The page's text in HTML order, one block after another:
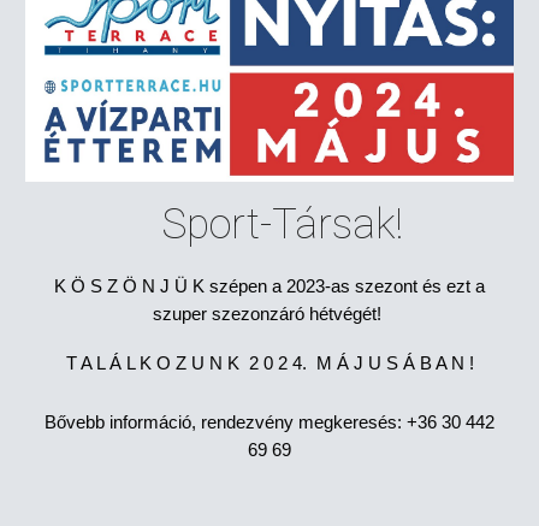
Sport-Társak!
K Ö S Z Ö N J Ü K szépen a 2023-as szezont és ezt a
szuper szezonzáró hétvégét!
T A L Á L K O Z U N K 2 0 2 4. M Á J U S Á B A N !
Bővebb információ, rendezvény megkeresés: +36 30 442
69 69